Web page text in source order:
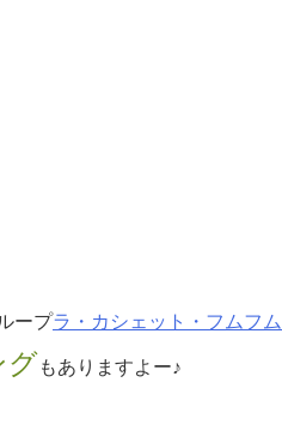
ープラ・カシェット・フムフ
グもありますよー♪